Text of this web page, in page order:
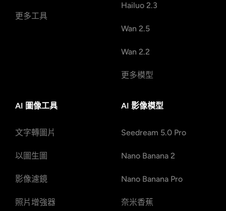
更多工具
Hailuo 2.3
Wan 2.5
Wan 2.2
更多模型
AI 圖像工具
文字轉圖片
以圖生圖
影像濾鏡
照片增強器
AI 影像模型
Seedream 5.0 Pro
Nano Banana 2
Nano Banana Pro
奈米香蕉